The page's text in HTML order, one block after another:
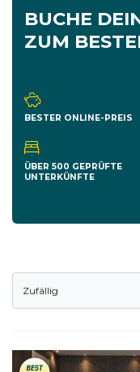
BUCHE
ZUM
BESTER ONLINE-PREIS
ÜBER 500 GEPRÜFTE
UNTERKÜNFTE
Zufällig